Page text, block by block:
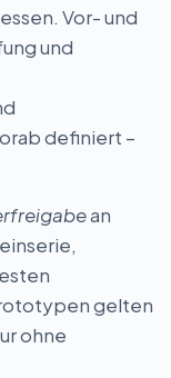
Vor- und
und
definiert –
an
gelten
ohne